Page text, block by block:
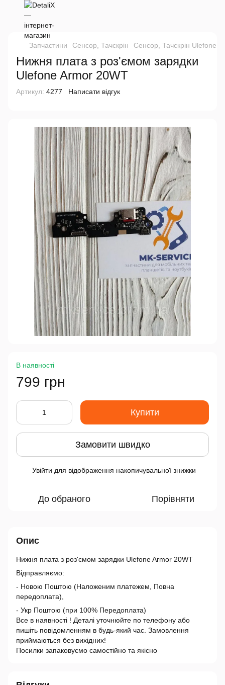
Запчастини Сенсор, Тачскрін Сенсор, Тачскрін Ulefone
Нижня плата з роз'ємом зарядки
Ulefone Armor 20WT
Артикул: 4277 Написати відгук
В наявності
799 грн
Купити
Замовити швидко
Увійти для відображення накопичувальної знижки
До обраного Порівняти
Опис
Нижня плата з роз'ємом зарядки Ulefone Armor 20WT
Відправляємо:
- Новою Поштою (Наложеним платежем, Повна
передоплата),
- Укр Поштою (при 100% Передоплата)
Все в наявності ! Деталі уточнюйте по телефону або
пишіть повідомленням в будь-який час. Замовлення
приймаються без вихідних!
Посилки запаковуємо самостійно та якісно